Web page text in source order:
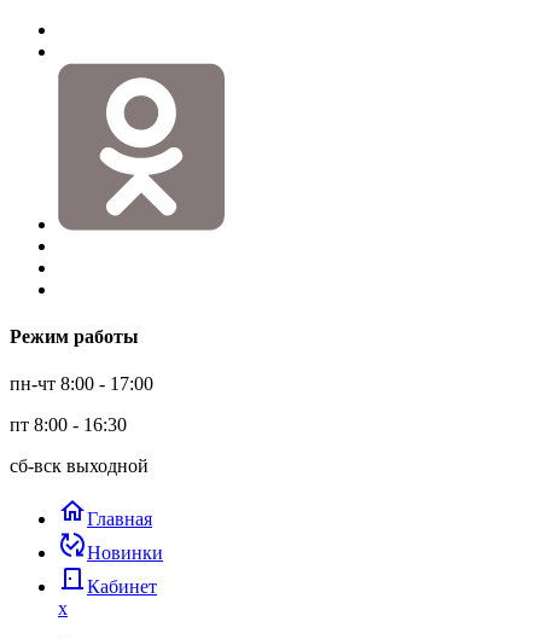
Режим работы
пн-чт 8:00 - 17:00
пт 8:00 - 16:30
сб-вск выходной
homeГлавная
published_with_changesНовинки
door_back Кабинет
x